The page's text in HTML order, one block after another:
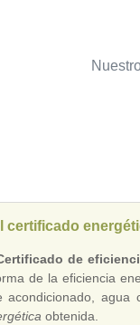
certificado
de
de la eficiencia
acondicionado, agua
obtenida.